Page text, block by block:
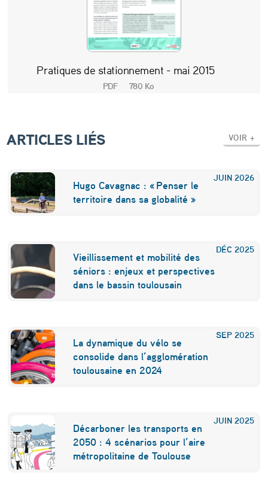
l
d
a
s
l
a
r
a
n
d
a
g
g
Pratiques de stationnement - mai 2015
PDF 780 Ko
ARTICLES LIÉS VOIR +
JUIN 2026
Hugo Cavagnac : « Penser le
territoire dans sa globalité »
DÉC 2025
Vieillissement et mobilité des
séniors : enjeux et perspectives
dans le bassin toulousain
SEP 2025
La dynamique du vélo se
consolide dans l’agglomération
toulousaine en 2024
JUIN 2025
Décarboner les transports en
2050 : 4 scénarios pour l’aire
métropolitaine de Toulouse